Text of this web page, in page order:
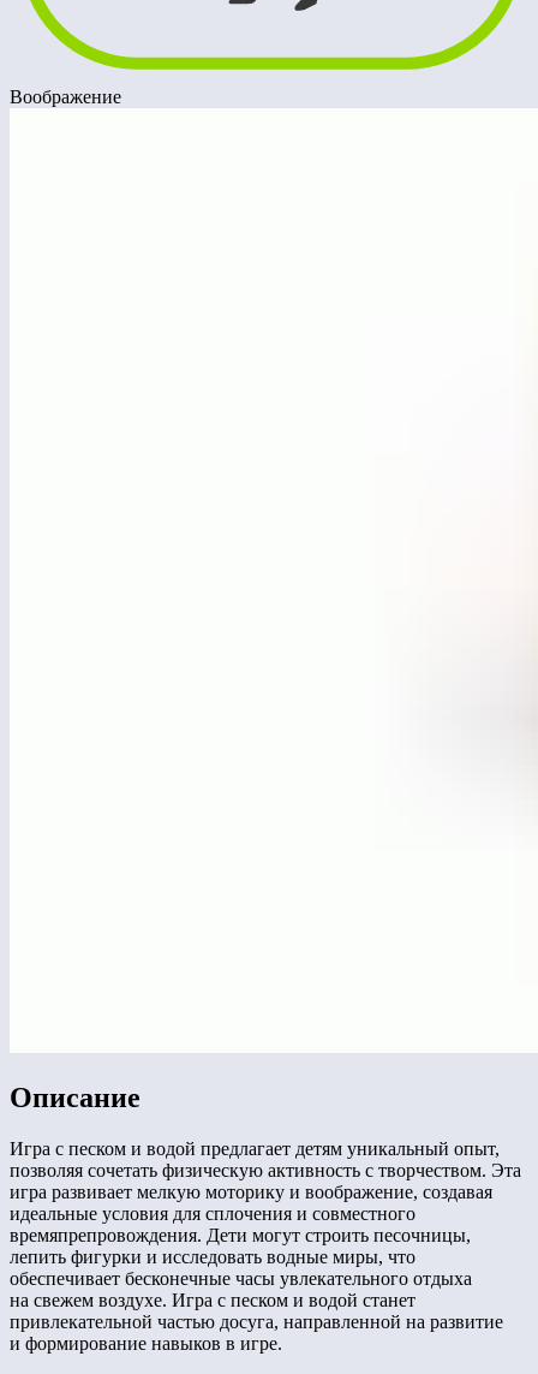
Воображение
Описание
Игра с песком и водой предлагает детям уникальный опыт,
позволяя сочетать физическую активность с творчеством. Эта
игра развивает мелкую моторику и воображение, создавая
идеальные условия для сплочения и совместного
времяпрепровождения. Дети могут строить песочницы,
лепить фигурки и исследовать водные миры, что
обеспечивает бесконечные часы увлекательного отдыха
на свежем воздухе. Игра с песком и водой станет
привлекательной частью досуга, направленной на развитие
и формирование навыков в игре.